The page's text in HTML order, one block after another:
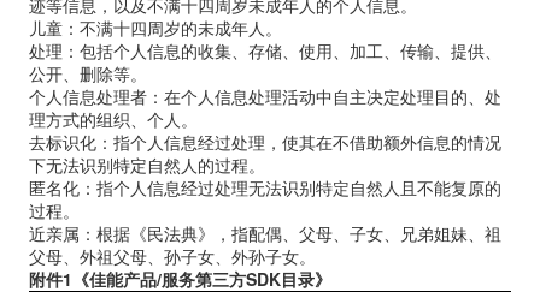
迹等信息，以及不满十四周岁未成年人的个人信息。
儿童：不满十四周岁的未成年人。
处理：包括个人信息的收集、存储、使用、加工、传输、提供、
公开、删除等。
个人信息处理者：在个人信息处理活动中自主决定处理目的、处
理方式的组织、个人。
去标识化：指个人信息经过处理，使其在不借助额外信息的情况
下无法识别特定自然人的过程。
匿名化：指个人信息经过处理无法识别特定自然人且不能复原的
过程。
近亲属：根据《民法典》，指配偶、父母、子女、兄弟姐妹、祖
父母、外祖父母、孙子女、外孙子女。
附件1 《佳能产品/服务第三方SDK目录》